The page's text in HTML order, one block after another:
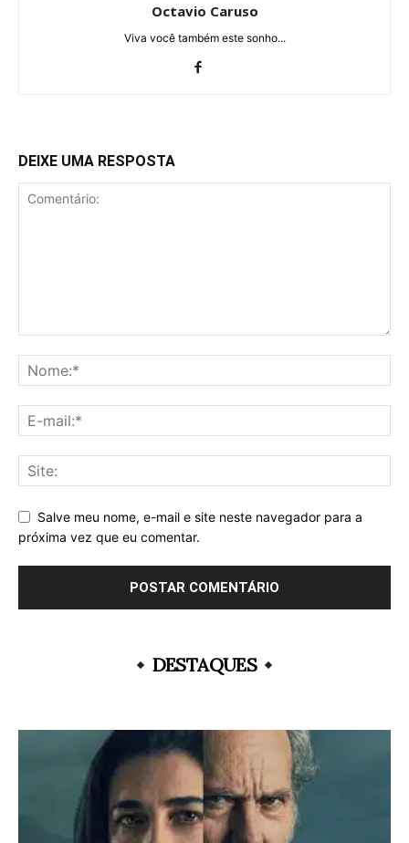
Octavio Caruso
Viva você também este sonho...
DEIXE UMA RESPOSTA
Salve meu nome, e-mail e site neste navegador para a
próxima vez que eu comentar.
DESTAQUES